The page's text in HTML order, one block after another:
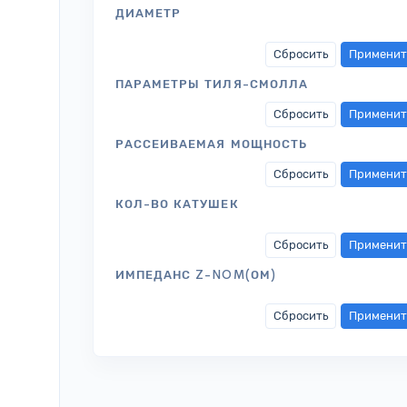
ДИАМЕТР
Сбросить
ПАРАМЕТРЫ ТИЛЯ-СМОЛЛА
Сбросить
РАССЕИВАЕМАЯ МОЩНОСТЬ
Сбросить
КОЛ-ВО КАТУШЕК
Сбросить
ИМПЕДАНС Z-NOM(ОМ)
Сбросить